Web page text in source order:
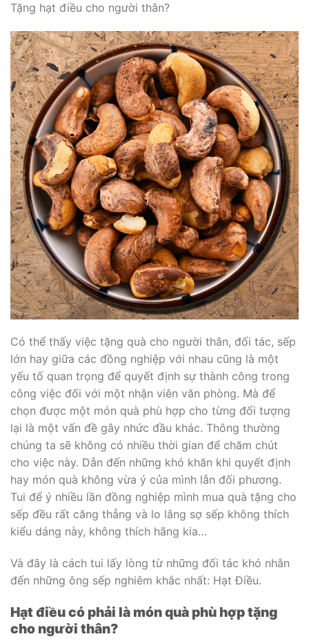
Tặng hạt điều cho người thân?
Có thể thấy việc tặng quà cho người thân, đối tác, sếp
lớn hay giữa các đồng nghiệp với nhau cũng là một
yếu tố quan trọng để quyết định sự thành công trong
công việc đối với một nhận viên văn phòng. Mà để
chọn được một món quà phù hợp cho từng đối tượng
lại là một vấn đề gây nhức đầu khác. Thông thường
chúng ta sẽ không có nhiều thời gian để chăm chút
cho việc này. Dẫn đến những khó khăn khi quyết định
hay món quà không vừa ý của mình lẫn đối phương.
Tui để ý nhiều lần đồng nghiệp mình mua quà tặng cho
sếp đều rất căng thẳng và lo lắng sợ sếp không thích
kiểu dáng này, không thích hãng kia…
Và đây là cách tui lấy lòng từ những đối tác khó nhằn
đến những ông sếp nghiêm khắc nhất: Hạt Điều.
Hạt điều có phải là món quà phù hợp tặng
cho người thân?